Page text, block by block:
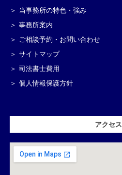
当事務所の特色・強み
事務所案内
ご相談予約・お問い合わせ
サイトマップ
司法書士費用
個人情報保護方針
アクセス